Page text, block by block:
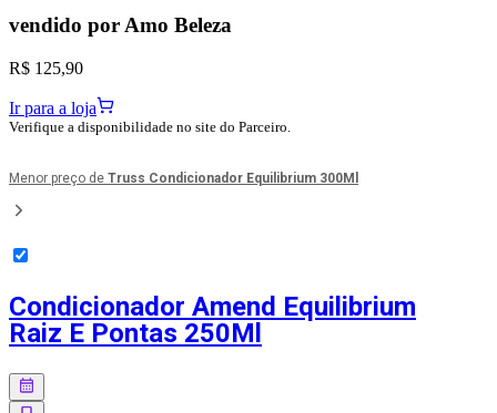
vendido porAmo Beleza
R$ 125,90
Ir para a loja
Verifique a disponibilidade no site do Parceiro.
Menor preço de Truss Condicionador Equilibrium 300Ml
Condicionador Amend Equilibrium
Raiz E Pontas 250Ml